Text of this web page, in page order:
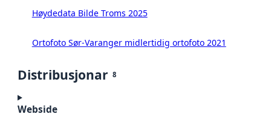
Høydedata Bilde Troms 2025
Ortofoto Sør-Varanger midlertidig ortofoto 2021
Distribusjonar 8
Webside